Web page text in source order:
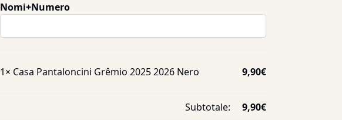
Nomi+Numero
1× Casa Pantaloncini Grêmio 2025 2026 Nero 9,90€
Subtotale: 9,90€